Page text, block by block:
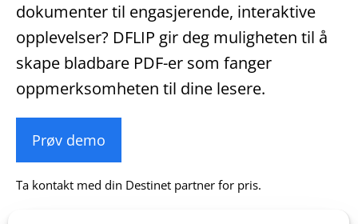
dokumenter til engasjerende, interaktive
opplevelser? DFLIP gir deg muligheten til å
skape bladbare PDF-er som fanger
oppmerksomheten til dine lesere.
Ta kontakt med din Destinet partner for pris.